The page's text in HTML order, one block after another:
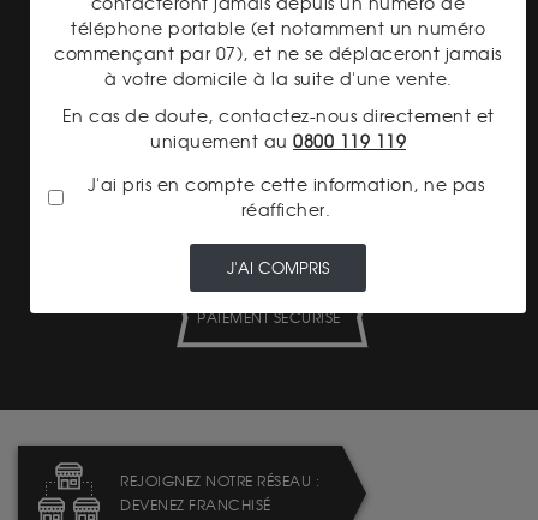
LIVRAISON ASSURÉE
PAIEMENT SECURISÉ
REJOIGNEZ NOTRE RÉSEAU :
DEVENEZ FRANCHISÉ
téléphone portable (et notamment un numéro
commençant par 07), et ne se déplaceront jamais
à votre domicile à la suite d'une vente.
En cas de doute, contactez-nous directement et
uniquement au 0800 119 119
J'ai pris en compte cette information, ne pas
réafficher.
J'AI COMPRIS